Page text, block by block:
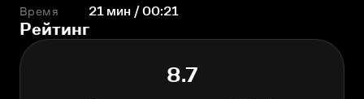
Время 21 мин / 00:21
Рейтинг
8.7